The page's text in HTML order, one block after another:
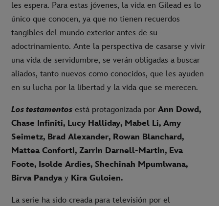
les espera. Para estas jóvenes, la vida en Gilead es lo
único que conocen, ya que no tienen recuerdos
tangibles del mundo exterior antes de su
adoctrinamiento. Ante la perspectiva de casarse y vivir
una vida de servidumbre, se verán obligadas a buscar
aliados, tanto nuevos como conocidos, que les ayuden
en su lucha por la libertad y la vida que se merecen.
Los testamentos está protagonizada por Ann Dowd,
Chase Infiniti, Lucy Halliday, Mabel Li, Amy
Seimetz, Brad Alexander, Rowan Blanchard,
Mattea Conforti, Zarrin Darnell-Martin, Eva
Foote, Isolde Ardies, Shechinah Mpumlwana,
Birva Pandya y Kira Guloien.
La serie ha sido creada para televisión por el